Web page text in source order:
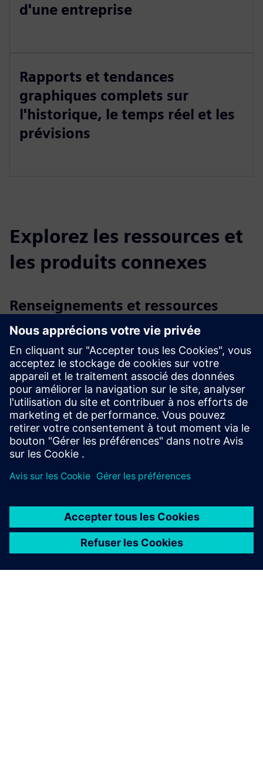
d'une entreprise
Rapports et tendances
graphiques complets sur
l'historique, le temps réel et les
prévisions
Explorez les ressources et
les produits connexes
Renseignements et ressources
supplémentaires
Études de cas client KETOS, applications, matrice d'eau
servie et paramètres
Témoignages vidéo et webinaires
LinkedIn pour les dernières annonces
Conditions préalables